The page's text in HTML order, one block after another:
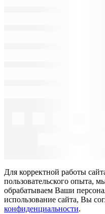
Для корректной работы
пользовательского опыта,
обрабатываем Ваши
использование сайта, Вы
конфиденциальности.